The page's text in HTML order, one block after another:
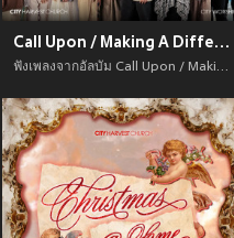
Call Upon / Making A Difference (APS 2025)
ฟังเพลงจากอัลบัม Call Upon / Making A Difference (APS 2025) เพลงใหม่จาก อัพเดทเพลงใหม่ล่าสุดก่อนใคร ตลอดปี 2021